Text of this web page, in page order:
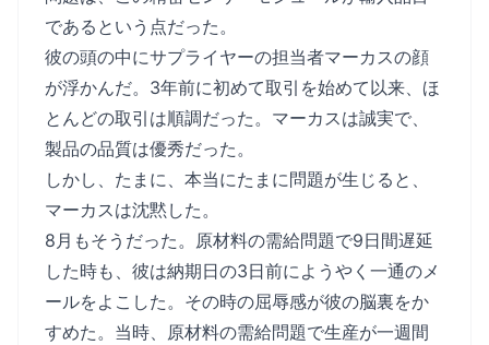
であるという点だった。
彼の頭の中にサプライヤーの担当者マーカスの顔
が浮かんだ。3年前に初めて取引を始めて以来、ほ
とんどの取引は順調だった。マーカスは誠実で、
製品の品質は優秀だった。
しかし、たまに、本当にたまに問題が生じると、
マーカスは沈黙した。
8月もそうだった。原材料の需給問題で9日間遅延
した時も、彼は納期日の3日前にようやく一通のメ
ールをよこした。その時の屈辱感が彼の脳裏をか
すめた。当時、原材料の需給問題で生産が一週間